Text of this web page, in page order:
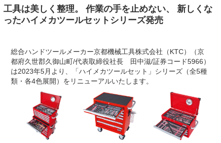
工具は美しく整理。 作業の手を止めない、 新しくな
ったハイメカツールセットシリーズ発売
総合ハンドツールメーカー京都機械工具株式会社（KTC）（京
都府久世郡久御山町/代表取締役社長 田中滋/証券コード5966）
は2023年5月より、「ハイメカツールセット」シリーズ（全5種
類・各4色展開）をリニューアルいたします。